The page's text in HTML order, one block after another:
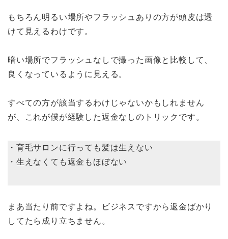
もちろん明るい場所やフラッシュありの方が頭皮は透
けて見えるわけです。
暗い場所でフラッシュなしで撮った画像と比較して、
良くなっているように見える。
すべての方が該当するわけじゃないかもしれません
が、これが僕が経験した返金なしのトリックです。
・育毛サロンに行っても髪は生えない
・生えなくても返金もほぼない
まあ当たり前ですよね。ビジネスですから返金ばかり
してたら成り立ちません。